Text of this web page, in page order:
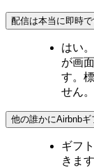
配信は本当に即時で
はい
が画
す。
せん。
他の誰かにAirbnb
ギフ
きま